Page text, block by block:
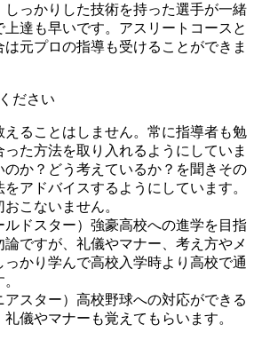
っかりした技術を持った選手が一緒
達も早いです。アスリートコースと
元プロの指導も受けることができま
ださい
ることはしません。常に指導者も勉
た方法を取り入れるようにしていま
か？どう考えているか？を聞きその
アドバイスするようにしています。
こないません。
ルドスター）強豪高校への進学を目指
論ですが、礼儀やマナー、考え方やメ
っかり学んで高校入学時より高校で通
アスター）高校野球への対応ができる
儀やマナーも覚えてもらいます。